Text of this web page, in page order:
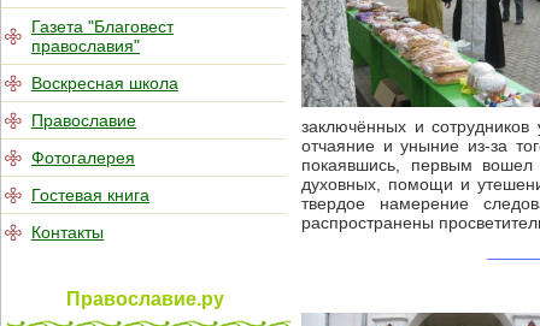
Газета "Благовест
православия"
Воскресная школа
Православие
Фотогалерея
Гостевая книга
Контакты
Православие.ру
заключённых и
отчаяние и уныние из-за
покаявшись, первым
духовных, помощи и
твердое намерение
распространены